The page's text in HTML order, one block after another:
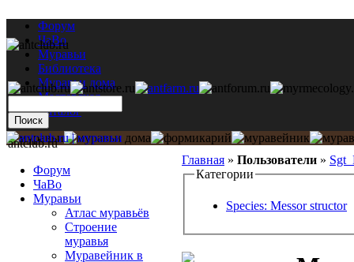
Форум
ЧаВо
Муравьи
Библиотека
Муравьи дома
Мастерская
Каталог
Главная » Пользователи »
Категории
Species: Messor structor
antclub.ru
Форум
ЧаВо
Муравьи
Атлас муравьёв
Строение
муравья
Муравейник в